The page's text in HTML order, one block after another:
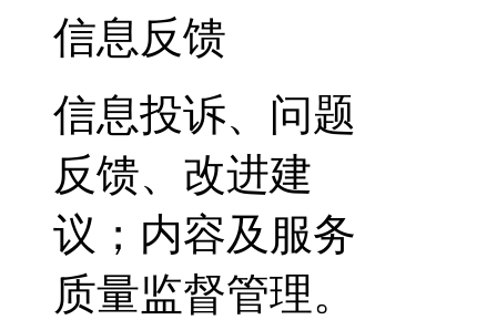
信息反馈
信息投诉、问题
反馈、改进建
议；内容及服务
质量监督管理。